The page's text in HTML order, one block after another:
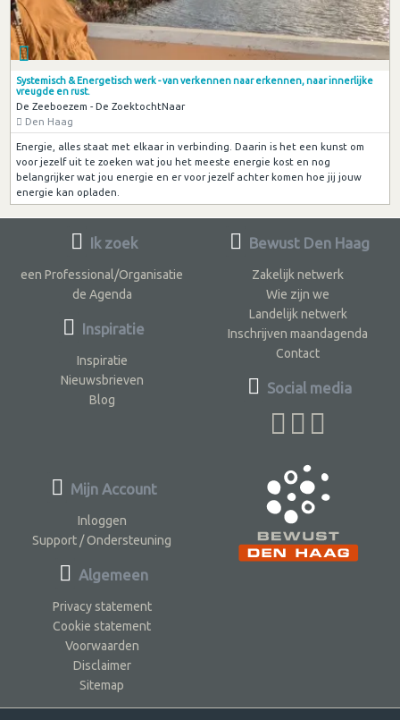
Systemisch & Energetisch werk - van verkennen naar erkennen, naar innerlijke
vreugde en rust.
De Zeeboezem - De ZoektochtNaar
Den Haag
Energie, alles staat met elkaar in verbinding. Daarin is het een kunst om
voor jezelf uit te zoeken wat jou het meeste energie kost en nog
belangrijker wat jou energie en er voor jezelf achter komen hoe jij jouw
energie kan opladen.
Ik zoek
een Professional/Organisatie
de Agenda
Inspiratie
Inspiratie
Nieuwsbrieven
Blog
Bewust Den Haag
Zakelijk netwerk
Wie zijn we
Landelijk netwerk
Inschrijven maandagenda
Contact
Social media
Mijn Account
Inloggen
Support / Ondersteuning
Algemeen
Privacy statement
Cookie statement
Voorwaarden
Disclaimer
Sitemap